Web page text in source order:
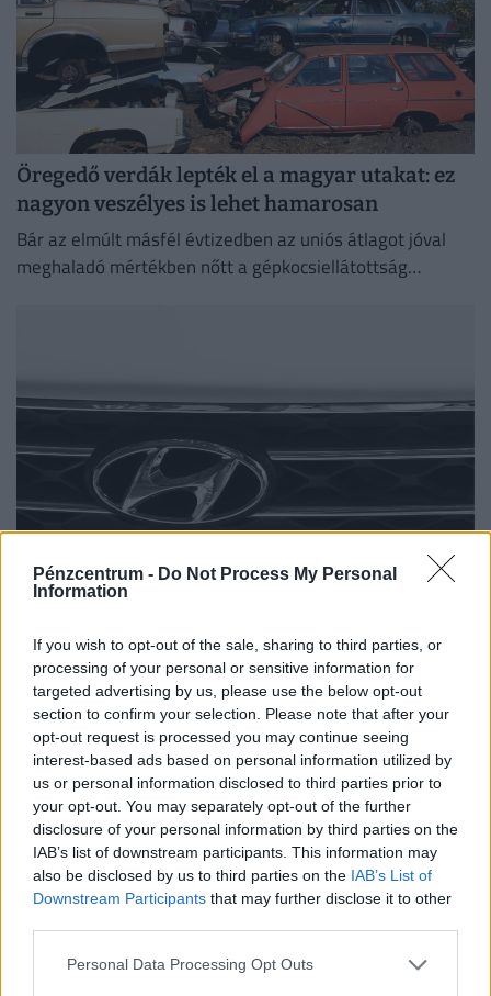
Pénzcentrum - Do Not Process My Personal
Information
If you wish to opt-out of the sale, sharing to third parties, or
processing of your personal or sensitive information for
targeted advertising by us, please use the below opt-out
section to confirm your selection. Please note that after your
opt-out request is processed you may continue seeing
interest-based ads based on personal information utilized by
us or personal information disclosed to third parties prior to
your opt-out. You may separately opt-out of the further
disclosure of your personal information by third parties on the
IAB’s list of downstream participants. This information may
also be disclosed by us to third parties on the IAB’s List of
Downstream Participants that may further disclose it to other
Personal Data Processing Opt Outs
Öregedő verdák lepték el a magyar utakat: ez
nagyon veszélyes is lehet hamarosan
Bár az elmúlt másfél évtizedben az uniós átlagot jóval
meghaladó mértékben nőtt a gépkocsiellátottság
Működik a legális autós trükk: tömegével
magyarok
A Magyar Lízingszövetség szerint a vállalkozások,
különösen a kis- és középvállalkozások továbbra is
meghatározó szerepet töltenek be.